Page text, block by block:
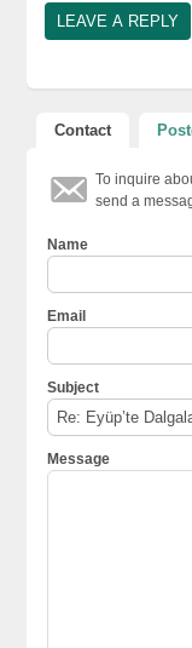
Contact
To inquire
send a
Name
Email
Subject
Message